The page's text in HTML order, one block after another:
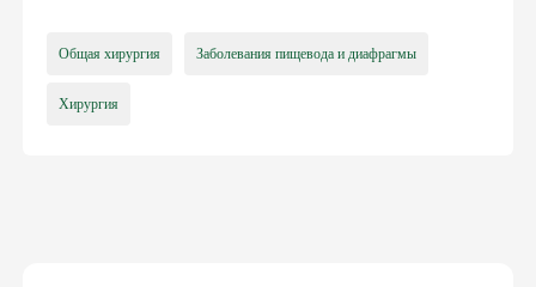
Общая хирургия Заболевания пищевода и диафрагмы
Хирургия